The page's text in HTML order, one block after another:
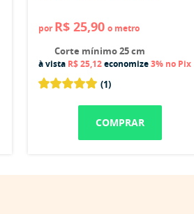
por R$ 25,90 o metro
Corte mínimo 25 cm
à vista R$ 25,12economize3% no Pix
(1)
COMPRAR